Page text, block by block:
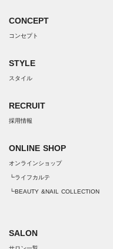
CONCEPT
コンセプト
STYLE
スタイル
RECRUIT
採用情報
ONLINE SHOP
オンラインショップ
┗ライフカルテ
┗BEAUTY &NAIL COLLECTION
SALON